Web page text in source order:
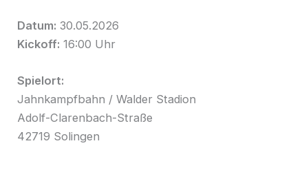
Datum: 30.05.2026
Kickoff: 16:00 Uhr
Spielort:
Jahnkampfbahn / Walder Stadion
Adolf-Clarenbach-Straße
42719 Solingen